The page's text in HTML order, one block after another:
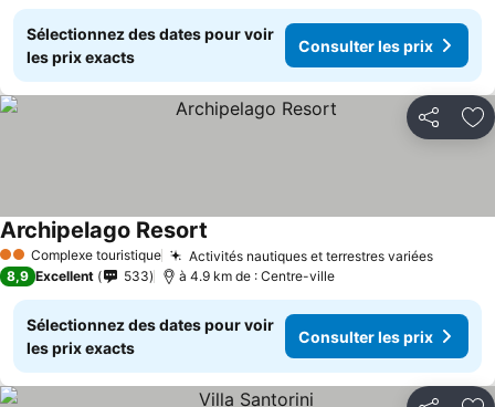
Sélectionnez des dates pour voir
les prix exacts
Consulter les prix
Partager
2 ÉtoilesComplexe touristique Activités nautiques et terrestres variées
Archipelago Resort
8,9 Excellent 533 à 4.9 km de : Centre-ville
Sélectionnez des dates pour voir
les prix exacts
Consulter les prix